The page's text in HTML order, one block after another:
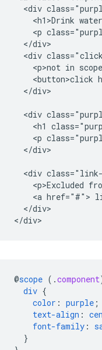
<div
<h1>Drink
<p
  </div>
<div
<p>not in
<button>click
  </div>
<div
<h1
<p
  </div>
<div
<p>Excluded
<a href="#">
  </div>
@scope ( .component
div {
color : purple ;
text-align :
font-family :
}